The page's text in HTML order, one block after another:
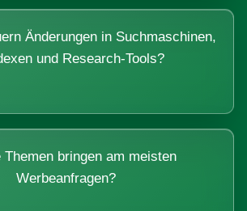
Änderungen in Suchmaschinen,
und Research-Tools?
Themen bringen am meisten
Werbeanfragen?